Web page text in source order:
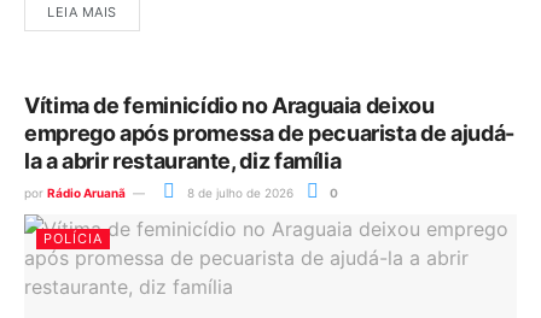
LEIA MAIS
Vítima de feminicídio no Araguaia deixou
emprego após promessa de pecuarista de ajudá-
la a abrir restaurante, diz família
por Rádio Aruanã 8 de julho de 2026 0
POLÍCIA